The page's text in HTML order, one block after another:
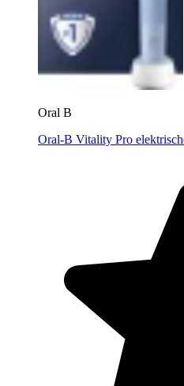
Oral B
Oral-B Vitality Pro